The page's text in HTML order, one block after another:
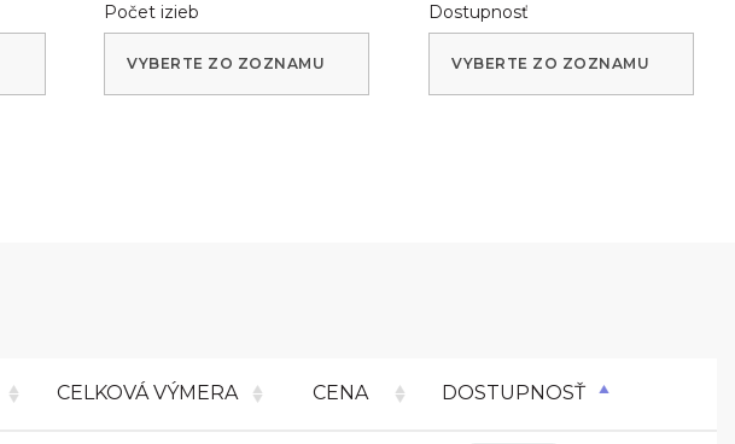
Počet izieb
VYBERTE ZO ZOZNAMU
Dostupnosť
VYBERTE ZO ZOZNAMU
CELKOVÁ VÝMERA CENA DOSTUPNOSŤ